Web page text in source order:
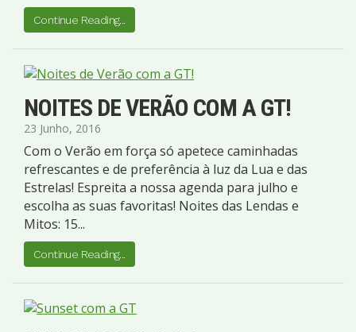
Continue Reading...
NOITES DE VERÃO COM A GT!
23 Junho, 2016
Com o Verão em força só apetece caminhadas
refrescantes e de preferência à luz da Lua e das
Estrelas! Espreita a nossa agenda para julho e
escolha as suas favoritas! Noites das Lendas e
Mitos: 15...
Continue Reading...